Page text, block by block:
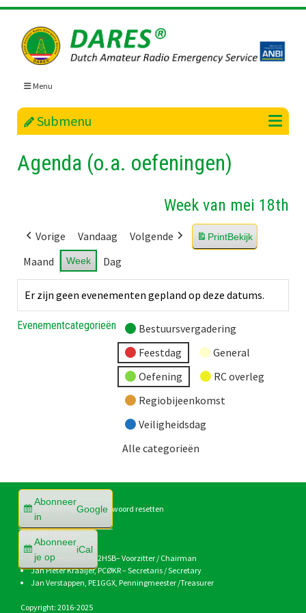
Skip
content
Menu
Submenu
Agenda (o.a. oefeningen)
Week van mei 18th
Vorige Vandaag Volgende PrintBekijk
Maand Week Dag
Er zijn geen evenementen gepland op deze datums.
Evenementcategorieën
Bestuursvergadering
Feestdag
General
Oefening
RC overleg
Regiobijeenkomst
Veiligheidsdag
Alle categorieën
Abonneer
in
Google
Abonneer
je op
iCal
Disclaimer|Profiel|Wachtwoord resetten
Dagelijks bestuur :
Hans Heesbeen, PD2HSB– Voorzitter / Chairman
Jan Pieter Kraaijer,PCØKR– Secretaris / Secretary
Jan Verstappen, PE1GGX , Penningmeester /Treasurer
Copyright: 2016-2025